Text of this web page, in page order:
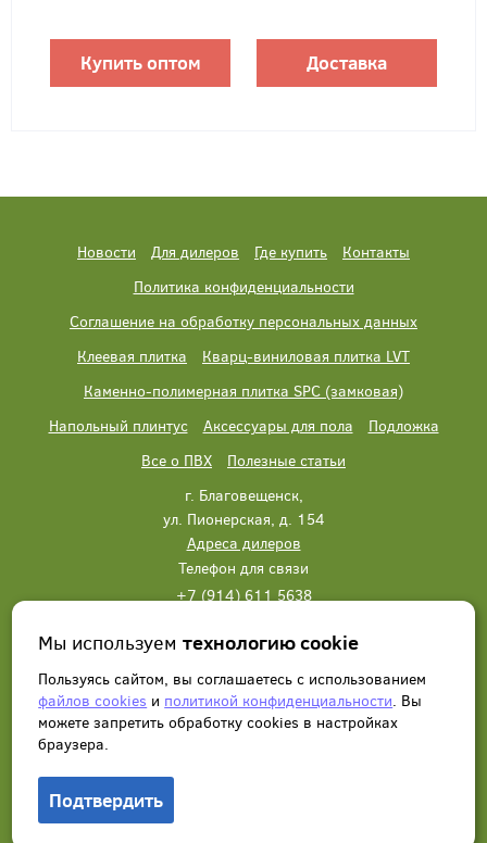
Купить оптом Доставка
Новости Для дилеров Где купить
Контакты
Политика конфиденциальности
Соглашение на обработку персональных данных
Клеевая плитка
Кварц-виниловая плитка LVT
Каменно-полимерная плитка SPC (замковая)
Напольный плинтус
Аксессуары для пола
Подложка
Все о ПВХ
Полезные статьи
г. Благовещенск,
ул. Пионерская, д. 154
Адреса дилеров
Телефон для связи
+7 (914) 611 5638
Написать нам Заказать звонок
Мы используемтехнологию cookie
Пользуясь сайтом, вы соглашаетесь с использованием
файлов cookies и политикой конфиденциальности. Вы
можете запретить обработку сookies в настройках
браузера.
Подтвердить